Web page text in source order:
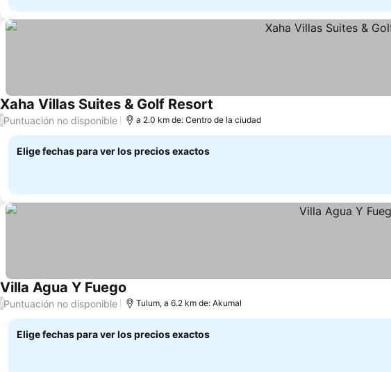
Xaha Villas Suites & Golf Resort
/Puntuación no disponible a 2.0 km de: Centro de la ciudad
Elige fechas para ver los precios exactos
Villa Agua Y FuegoVer precios
/Puntuación no disponible Tulum, a 6.2 km de: Akumal
Elige fechas para ver los precios exactos